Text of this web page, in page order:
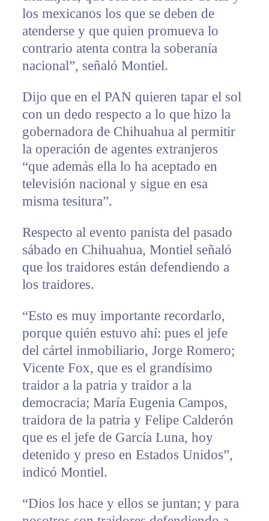
los mexicanos los que se deben de
atenderse y que quien promueva lo
contrario atenta contra la soberanía
nacional”, señaló Montiel.
Dijo que en el PAN quieren tapar el sol
con un dedo respecto a lo que hizo la
gobernadora de Chihuahua al permitir
la operación de agentes extranjeros
“que además ella lo ha aceptado en
televisión nacional y sigue en esa
misma tesitura”.
Respecto al evento panista del pasado
sábado en Chihuahua, Montiel señaló
que los traidores están defendiendo a
los traidores.
“Esto es muy importante recordarlo,
porque quién estuvo ahí: pues el jefe
del cártel inmobiliario, Jorge Romero;
Vicente Fox, que es el grandísimo
traidor a la patria y traidor a la
democracia; María Eugenia Campos,
traidora de la patria y Felipe Calderón
que es el jefe de García Luna, hoy
detenido y preso en Estados Unidos”,
indicó Montiel.
“Dios los hace y ellos se juntan; y para